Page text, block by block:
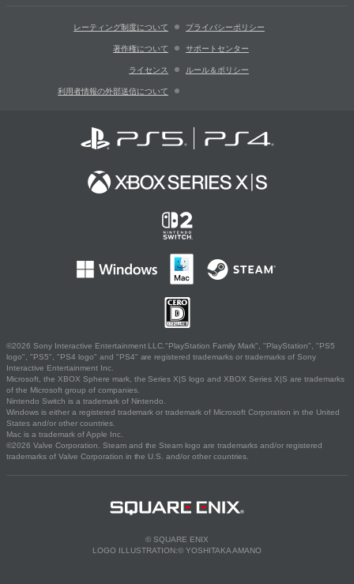
レーティング制度について プライバシーポリシー
著作権について サポートセンター
ライセンス ルール＆ポリシー
利用者情報の外部送信について
©2026 Sony Interactive Entertainment LLC."PlayStation Family Mark", "PlayStation", "PS5
logo", "PS5", "PS4 logo" and "PS4" are registered trademarks or trademarks of Sony
Interactive Entertainment Inc.
Microsoft, the XBOX Sphere mark, the Series X|S logo and XBOX Series X|S are trademarks
of the Microsoft group of companies.
Nintendo Switch is a trademark of Nintendo.
Windows is either a registered trademark or trademark of Microsoft Corporation in the United
States and/or other countries.
Mac is a trademark of Apple Inc.
©2026 Valve Corporation. Steam and the Steam logo are trademarks and/or registered
trademarks of Valve Corporation in the U.S. and/or other countries.
© SQUARE ENIX
LOGO ILLUSTRATION:© YOSHITAKA AMANO